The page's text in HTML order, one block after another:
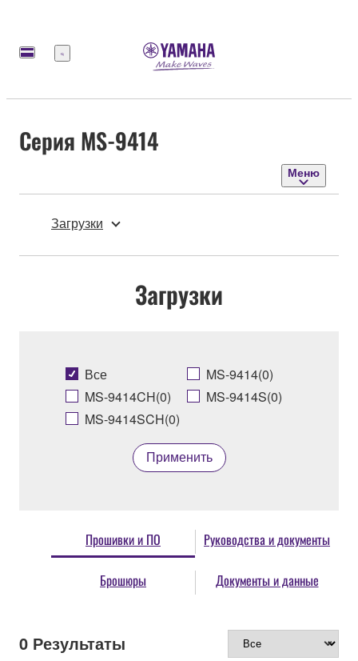
Меню
Серия MS-9414
Меню
Загрузки
Загрузки
Все
MS-9414(0)
MS-9414CH(0)
MS-9414S(0)
MS-9414SCH(0)
Применить
Прошивки и ПО Руководства и документы
Брошюры Документы и данные
0 Результаты